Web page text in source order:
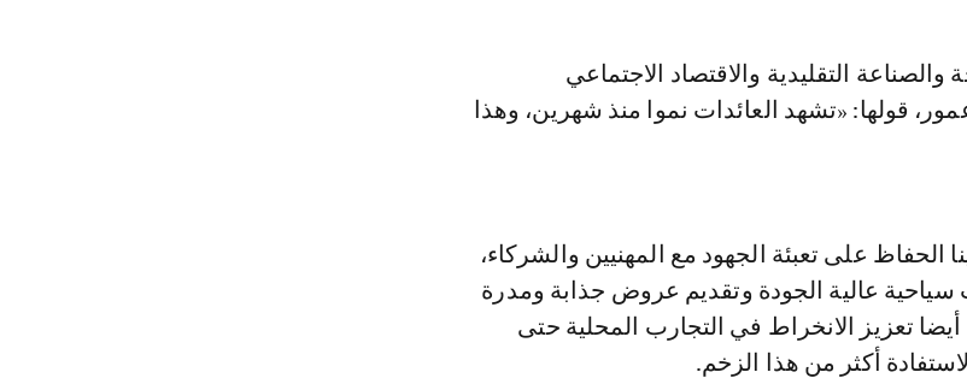
التقليدية والاقتصاد الاجتماعي
قولها: «تشهد العائدات نموا منذ شهرين، وهذا
الحفاظ على تعبئة الجهود مع المهنيين والشركاء،
سياحية عالية الجودة وتقديم عروض جذابة ومدرة
تعزيز الانخراط في التجارب المحلية حتى
أكثر من هذا الزخم.